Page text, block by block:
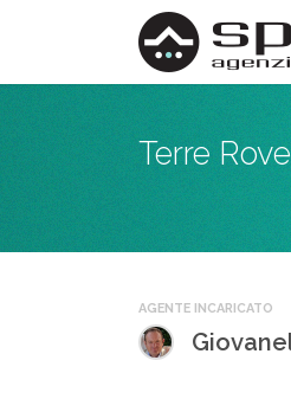
Terre
AGENTE INCARICATO